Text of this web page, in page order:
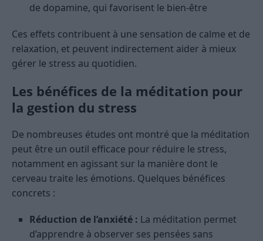
de dopamine, qui favorisent le bien-être
Ces effets contribuent à une sensation de calme et de
relaxation, et peuvent indirectement aider à mieux
gérer le stress au quotidien.
Les bénéfices de la méditation pour
la gestion du stress
De nombreuses études ont montré que la méditation
peut être un outil efficace pour réduire le stress,
notamment en agissant sur la manière dont le
cerveau traite les émotions. Quelques bénéfices
concrets :
Réduction de l’anxiété : La méditation permet
d’apprendre à observer ses pensées sans